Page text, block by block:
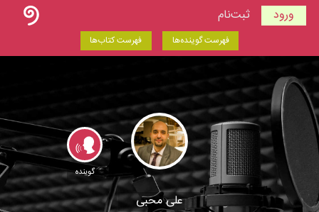
ورود ثبت‌نام
فهرست گوینده‌ها فهرست کتاب‌ها
گوینده
علی محبی